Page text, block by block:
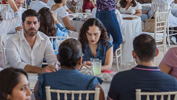
Transformadores en la